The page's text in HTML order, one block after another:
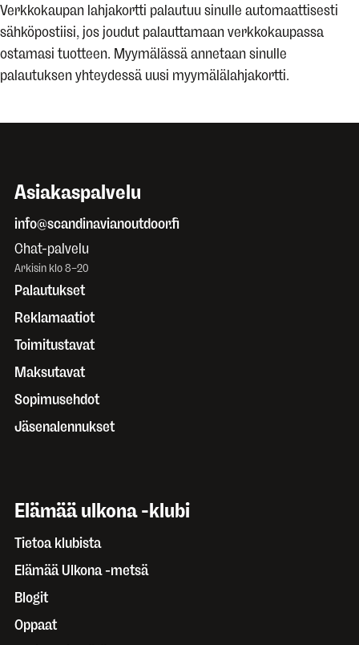
Verkkokaupan lahjakortti palautuu sinulle automaattisesti
sähköpostiisi, jos joudut palauttamaan verkkokaupassa
ostamasi tuotteen. Myymälässä annetaan sinulle
palautuksen yhteydessä uusi myymälälahjakortti.
Asiakaspalvelu
info@scandinavianoutdoor.fi
Chat-palvelu
Arkisin klo 8–20
Palautukset
Reklamaatiot
Toimitustavat
Maksutavat
Sopimusehdot
Jäsenalennukset
Elämää ulkona -klubi
Tietoa klubista
Elämää Ulkona -metsä
Blogit
Oppaat